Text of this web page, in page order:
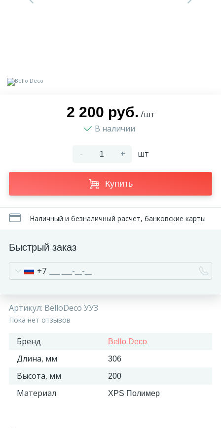
2 200 руб. /шт
В наличии
- + шт
Купить
Наличный и безналичный расчет, банковские карты
Быстрый заказ
+7
Артикул: BelloDeco УУ3
Пока нет отзывов
Бренд Bello Deco
Длина, мм 306
Высота, мм 200
Материал XPS Полимер
Блог
Документы
Сотрудничество
Полуколонна
Составные части